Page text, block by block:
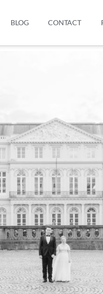
BLOG CONTACT